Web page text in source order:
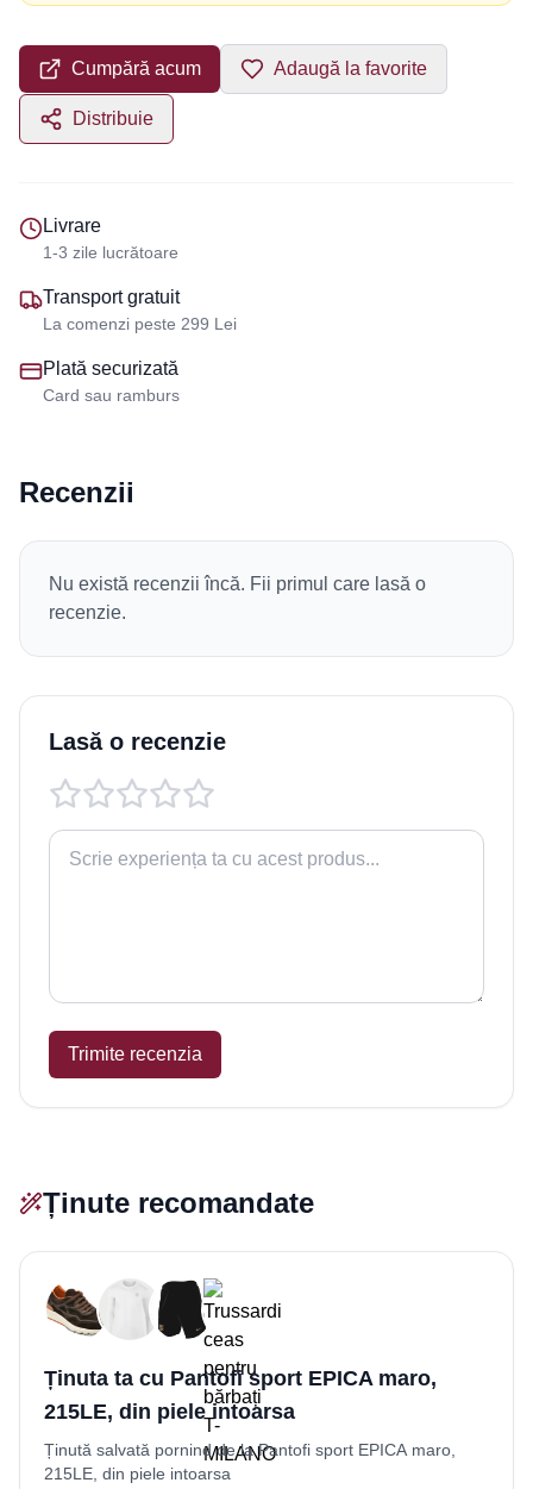
Cumpără acum Adaugă la favorite
Distribuie
Livrare
1-3 zile lucrătoare
Transport gratuit
La comenzi peste 299 Lei
Plată securizată
Card sau ramburs
Recenzii
Nu există recenzii încă. Fii primul care lasă o
recenzie.
Lasă o recenzie
Trimite recenzia
Ținute recomandate
Ținuta ta cu Pantofi sport EPICA maro,
215LE, din piele intoarsa
Ținută salvată pornind de la Pantofi sport EPICA maro,
215LE, din piele intoarsa